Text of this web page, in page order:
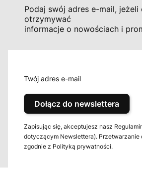
Podaj swój adres e-mail, jeżeli
otrzymywać
informacje o nowościach i
Twój adres e-mail
Dołącz do newslettera
Zapisując się, akceptujesz nasz
dotyczącym Newslettera). Przetwarzanie
zgodnie z Polityką prywatności.